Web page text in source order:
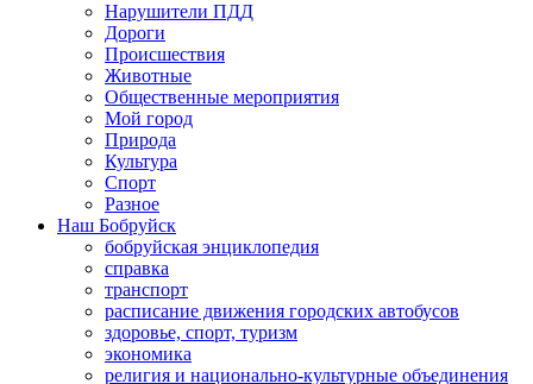
Нарушители ПДД
Дороги
Происшествия
Животные
Общественные мероприятия
Мой город
Природа
Культура
Спорт
Разное
Наш Бобруйск
бобруйская энциклопедия
справка
транспорт
расписание движения городских автобусов
здоровье, спорт, туризм
экономика
религия и национально-культурные объединения